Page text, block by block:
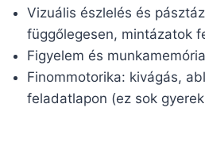
Vizuális észlelés és
függőlegesen, mintázatok
Figyelem és
Finommotorika: kivágás,
feladatlapon (ez sok